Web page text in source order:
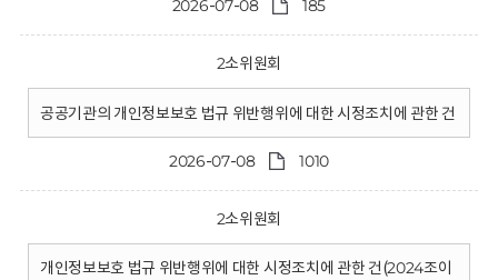
2026-07-08 185
2소위원회
공공기관의 개인정보보호 법규 위반행위에 대한 시정조치에 관한 건
2026-07-08 1010
2소위원회
개인정보보호 법규 위반행위에 대한 시정조치에 관한 건(2024조이